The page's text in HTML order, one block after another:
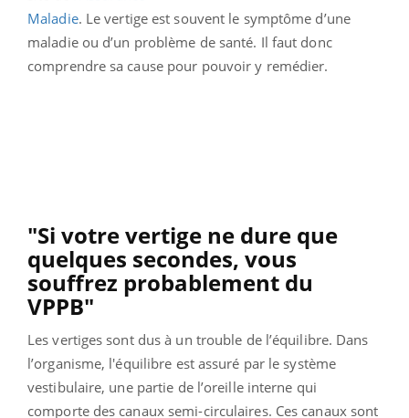
Maladie. Le vertige est souvent le symptôme d’une
maladie ou d’un problème de santé. Il faut donc
comprendre sa cause pour pouvoir y remédier.
"Si votre vertige ne dure que
quelques secondes, vous
souffrez probablement du
VPPB"
Les vertiges sont dus à un trouble de l’équilibre. Dans
l’organisme, l'équilibre est assuré par le système
vestibulaire, une partie de l’oreille interne qui
comporte des canaux semi-circulaires. Ces canaux sont